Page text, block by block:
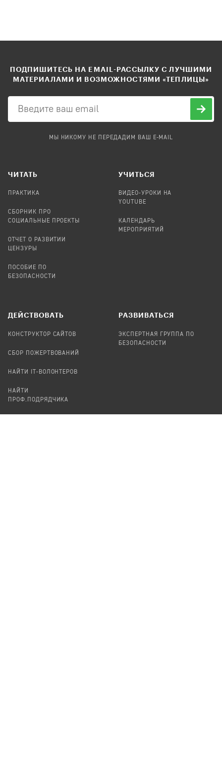
ПОДПИШИТЕСЬ НА EMAIL-РАССЫЛКУ С ЛУЧШИМИ
МАТЕРИАЛАМИ И ВОЗМОЖНОСТЯМИ «ТЕПЛИЦЫ»
МЫ НИКОМУ НЕ ПЕРЕДАДИМ ВАШ E-MAIL
ЧИТАТЬ
ПРАКТИКА
СБОРНИК ПРО
СОЦИАЛЬНЫЕ ПРОЕКТЫ
ОТЧЕТ О РАЗВИТИИ
ЦЕНЗУРЫ
ПОСОБИЕ ПО
БЕЗОПАСНОСТИ
УЧИТЬСЯ
ВИДЕО-УРОКИ НА
YOUTUBE
КАЛЕНДАРЬ
МЕРОПРИЯТИЙ
ДЕЙСТВОВАТЬ
КОНСТРУКТОР САЙТОВ
СБОР ПОЖЕРТВОВАНИЙ
НАЙТИ IT-ВОЛОНТЕРОВ
НАЙТИ
ПРОФ.ПОДРЯДЧИКА
РАЗВИВАТЬСЯ
ЭКСПЕРТНАЯ ГРУППА ПО
БЕЗОПАСНОСТИ